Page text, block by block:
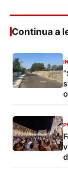
Continua a